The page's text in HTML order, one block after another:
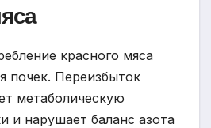
красного мяса
почек. Переизбыток
метаболическую
и нарушает баланс азота